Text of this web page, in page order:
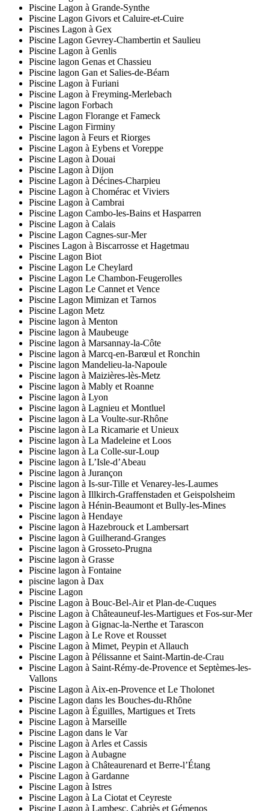
Piscine Lagon à Grande-Synthe
Piscine Lagon Givors et Caluire-et-Cuire
Piscines Lagon à Gex
Piscine Lagon Gevrey-Chambertin et Saulieu
Piscine Lagon à Genlis
Piscine lagon Genas et Chassieu
Piscine lagon Gan et Salies-de-Béarn
Piscine Lagon à Furiani
Piscine Lagon à Freyming-Merlebach
Piscine lagon Forbach
Piscine Lagon Florange et Fameck
Piscine Lagon Firminy
Piscine lagon à Feurs et Riorges
Piscine Lagon à Eybens et Voreppe
Piscine Lagon à Douai
Piscine Lagon à Dijon
Piscine Lagon à Décines-Charpieu
Piscine Lagon à Chomérac et Viviers
Piscine Lagon à Cambrai
Piscine Lagon Cambo-les-Bains et Hasparren
Piscine Lagon à Calais
Piscine Lagon Cagnes-sur-Mer
Piscines Lagon à Biscarrosse et Hagetmau
Piscine Lagon Biot
Piscine Lagon Le Cheylard
Piscine Lagon Le Chambon-Feugerolles
Piscine Lagon Le Cannet et Vence
Piscine Lagon Mimizan et Tarnos
Piscine Lagon Metz
Piscine lagon à Menton
Piscine lagon à Maubeuge
Piscine lagon à Marsannay-la-Côte
Piscine lagon à Marcq-en-Barœul et Ronchin
Piscine lagon Mandelieu-la-Napoule
Piscine lagon à Maizières-lès-Metz
Piscine lagon à Mably et Roanne
Piscine lagon à Lyon
Piscine lagon à Lagnieu et Montluel
Piscine lagon à La Voulte-sur-Rhône
Piscine lagon à La Ricamarie et Unieux
Piscine lagon à La Madeleine et Loos
Piscine lagon à La Colle-sur-Loup
Piscine lagon à L’Isle-d’Abeau
Piscine lagon à Jurançon
Piscine lagon à Is-sur-Tille et Venarey-les-Laumes
Piscine lagon à Illkirch-Graffenstaden et Geispolsheim
Piscine lagon à Hénin-Beaumont et Bully-les-Mines
Piscine lagon à Hendaye
Piscine lagon à Hazebrouck et Lambersart
Piscine lagon à Guilherand-Granges
Piscine lagon à Grosseto-Prugna
Piscine lagon à Grasse
Piscine lagon à Fontaine
piscine lagon à Dax
Piscine Lagon
Piscine Lagon à Bouc-Bel-Air et Plan-de-Cuques
Piscine Lagon à Châteauneuf-les-Martigues et Fos-sur-Mer
Piscine Lagon à Gignac-la-Nerthe et Tarascon
Piscine Lagon à Le Rove et Rousset
Piscine Lagon à Mimet, Peypin et Allauch
Piscine Lagon à Pélissanne et Saint-Martin-de-Crau
Piscine Lagon à Saint-Rémy-de-Provence et Septèmes-les-
Vallons
Piscine Lagon à Aix-en-Provence et Le Tholonet
Piscine Lagon dans les Bouches-du-Rhône
Piscine Lagon à Éguilles, Martigues et Trets
Piscine Lagon à Marseille
Piscine Lagon dans le Var
Piscine Lagon à Arles et Cassis
Piscine Lagon à Aubagne
Piscine Lagon à Châteaurenard et Berre-l’Étang
Piscine Lagon à Gardanne
Piscine Lagon à Istres
Piscine Lagon à La Ciotat et Ceyreste
Piscine Lagon à Lambesc, Cabriès et Gémenos